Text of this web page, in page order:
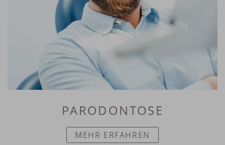
PARODONTOSE
MEHR ERFAHREN